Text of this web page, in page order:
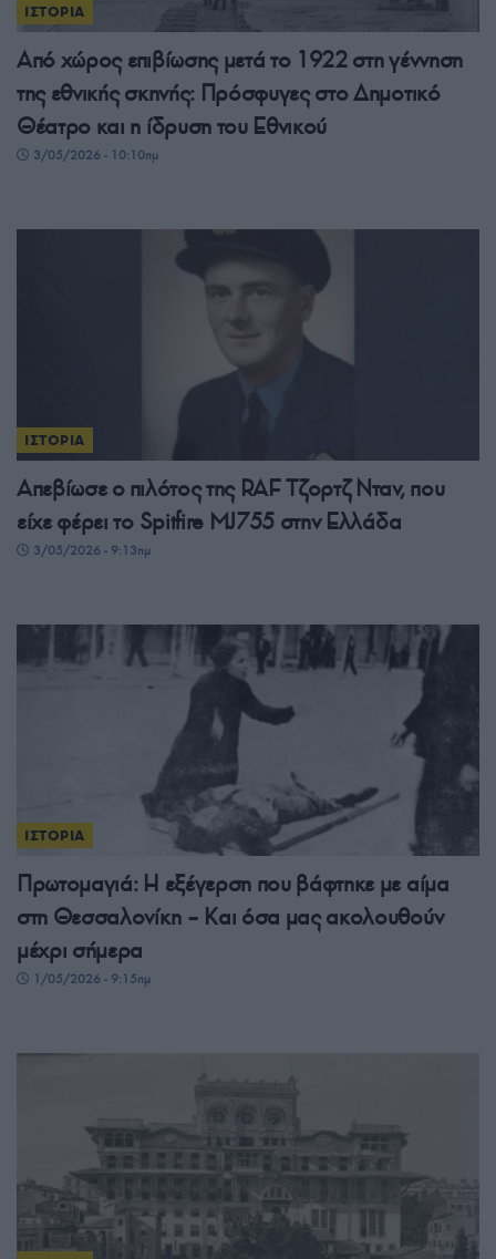
ΙΣΤΟΡΙΑ
Από χώρος επιβίωσης μετά το 1922 στη γέννηση
της εθνικής σκηνής: Πρόσφυγες στο Δημοτικό
Θέατρο και η ίδρυση του Εθνικού
3/05/2026 - 10:10πμ
ΙΣΤΟΡΙΑ
Απεβίωσε ο πιλότος της RAF Τζορτζ Νταν, που
είχε φέρει το Spitfire MJ755 στην Ελλάδα
3/05/2026 - 9:13πμ
ΙΣΤΟΡΙΑ
Πρωτομαγιά: Η εξέγερση που βάφτηκε με αίμα
στη Θεσσαλονίκη – Και όσα μας ακολουθούν
μέχρι σήμερα
1/05/2026 - 9:15πμ